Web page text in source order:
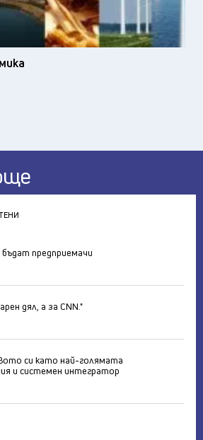
предприемачи
дял, а за CNN."
си като най-голямата
и системен интегратор